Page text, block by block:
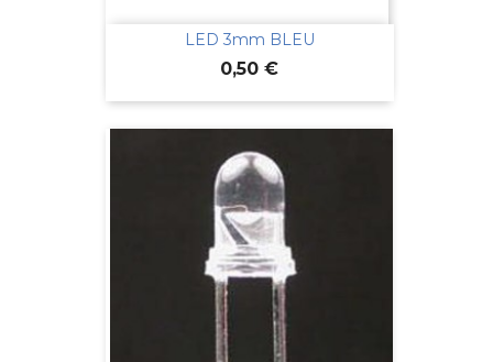
LED 3mm BLEU
Prix
0,50 €